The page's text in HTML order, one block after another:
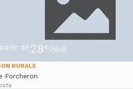
de 28€/Nuit
RURALE
Forcheron